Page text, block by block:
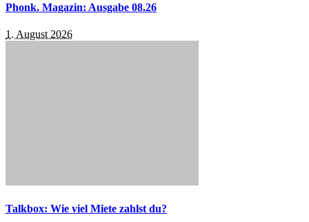
Phonk. Magazin: Ausgabe 08.26
1. August 2026
Talkbox: Wie viel Miete zahlst du?